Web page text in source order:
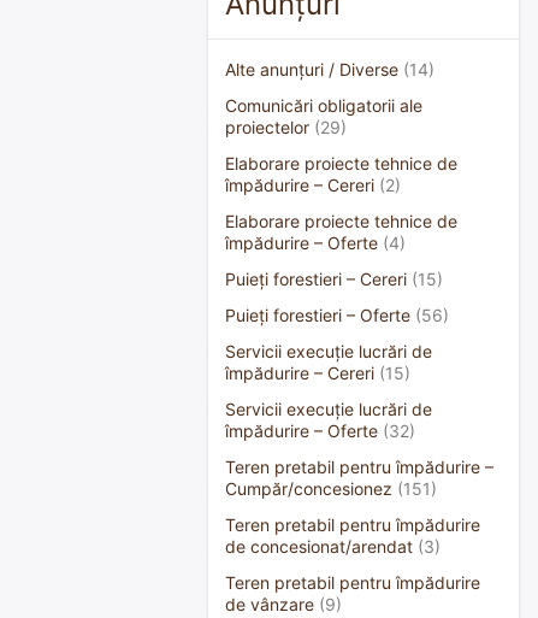
Alte anunțuri / Diverse (14)
Comunicări obligatorii ale
proiectelor (29)
Elaborare proiecte tehnice de
împădurire – Cereri (2)
Elaborare proiecte tehnice de
împădurire – Oferte (4)
Puieți forestieri – Cereri (15)
Puieți forestieri – Oferte (56)
Servicii execuție lucrări de
împădurire – Cereri (15)
Servicii execuție lucrări de
împădurire – Oferte (32)
Teren pretabil pentru împădurire –
Cumpăr/concesionez (151)
Teren pretabil pentru împădurire
de concesionat/arendat (3)
Teren pretabil pentru împădurire
de vânzare (9)